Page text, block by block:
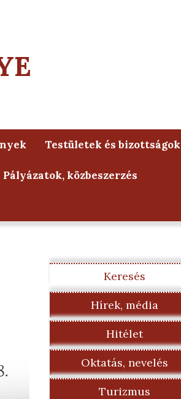
Testületek és bizottságok
Pályázatok, közbeszerzés
Keresés
Hírek, média
Hitélet
Oktatás, nevelés
Turizmus